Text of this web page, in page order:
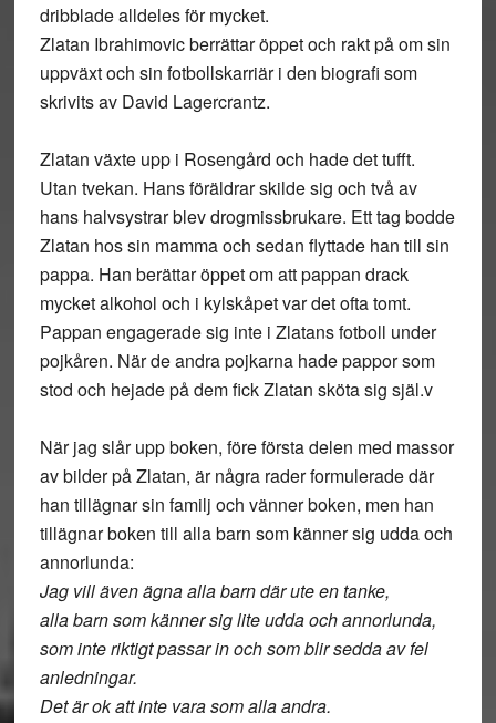
dribblade alldeles för mycket.
Zlatan Ibrahimovic berrättar öppet och rakt på om sin
uppväxt och sin fotbollskarriär i den biografi som
skrivits av David Lagercrantz.
Zlatan växte upp i Rosengård och hade det tufft.
Utan tvekan. Hans föräldrar skilde sig och två av
hans halvsystrar blev drogmissbrukare. Ett tag bodde
Zlatan hos sin mamma och sedan flyttade han till sin
pappa. Han berättar öppet om att pappan drack
mycket alkohol och i kylskåpet var det ofta tomt.
Pappan engagerade sig inte i Zlatans fotboll under
pojkåren. När de andra pojkarna hade pappor som
stod och hejade på dem fick Zlatan sköta sig själ.v
När jag slår upp boken, före första delen med massor
av bilder på Zlatan, är några rader formulerade där
han tillägnar sin familj och vänner boken, men han
tillägnar boken till alla barn som känner sig udda och
annorlunda:
Jag vill även ägna alla barn där ute en tanke,
alla barn som känner sig lite udda och annorlunda,
som inte riktigt passar in och som blir sedda av fel
anledningar.
Det är ok att inte vara som alla andra.